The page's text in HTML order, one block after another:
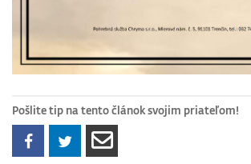
Pošlite tip na tento článok svojim priateľom!